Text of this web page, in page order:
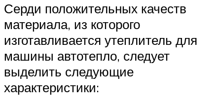
Серди положительных качеств
материала, из которого
изготавливается утеплитель для
машины автотепло, следует
выделить следующие
характеристики: